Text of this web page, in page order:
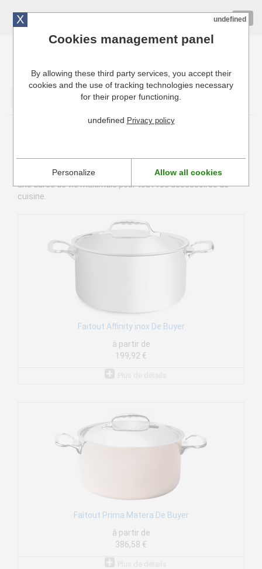
Cuisinresto: Ustensiles de cuisine pour professionnels
Le faitout est l'ustensile de cuisine indispensable dans sa
cuisine. Nous vous proposons les meilleurs marques pour
une durée de vie maximale pour tout vos accessoires de
cuisine.
Faitout Affinity inox De Buyer
à partir de
199,92 €
Faitout Prima Matera De Buyer
à partir de
386,58 €
X undefined
Cookies management panel
By allowing these third party services, you accept their
cookies and the use of tracking technologies necessary
for their proper functioning.
undefined Privacy policy
Personalize Allow all cookies